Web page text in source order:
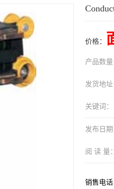
价格：
产品数量
发货地址
关键词：
发布日期
阅 读 量：
销售电话